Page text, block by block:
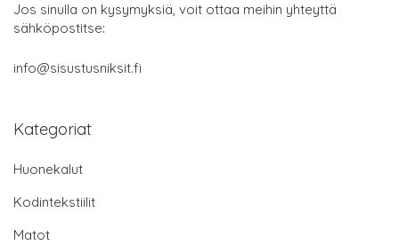
Jos sinulla on kysymyksiä, voit ottaa meihin yhteyttä
sähköpostitse:
info@sisustusniksit.fi
Kategoriat
Huonekalut
Kodintekstiilit
Matot